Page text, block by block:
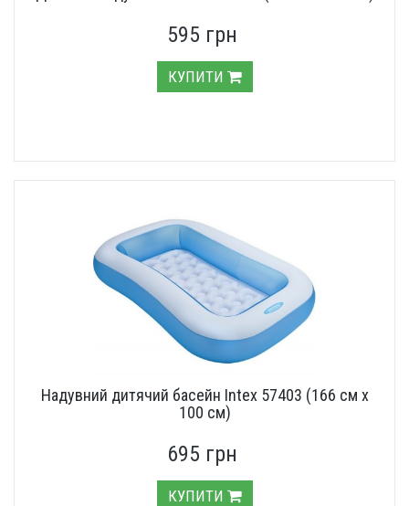
595 грн
КУПИТИ
Надувний дитячий басейн Intex 57403 (166 см х
100 см)
695 грн
КУПИТИ